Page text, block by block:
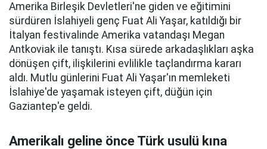
Amerika Birleşik Devletleri'ne giden ve eğitimini
sürdüren İslahiyeli genç Fuat Ali Yaşar, katıldığı bir
İtalyan festivalinde Amerika vatandaşı Megan
Antkoviak ile tanıştı. Kısa sürede arkadaşlıkları aşka
dönüşen çift, ilişkilerini evlilikle taçlandırma kararı
aldı. Mutlu günlerini Fuat Ali Yaşar'ın memleketi
İslahiye'de yaşamak isteyen çift, düğün için
Gaziantep'e geldi.
Amerikalı geline önce Türk usulü kına